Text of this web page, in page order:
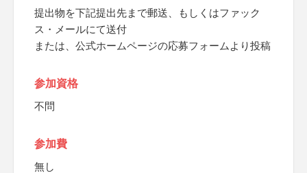
提出物を下記提出先まで郵送、もしくはファック
ス・メールにて送付
または、公式ホームページの応募フォームより投稿
参加資格
不問
参加費
無し